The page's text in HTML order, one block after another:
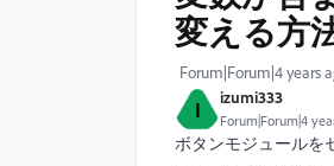
I izumi333
Forum|Forum|4
変える方
Forum|Forum|4 years
ボタンモジュールを